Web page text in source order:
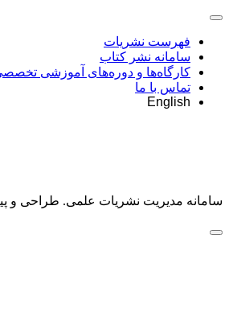
فهرست نشریات
سامانه نشر کتاب
کارگاه‌ها و دوره‌های آموزشی
تماس با ما
English
سامانه مدیریت نشریات علمی. طراحی و